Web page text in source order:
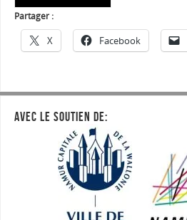
Partager :
X Facebook
AVEC LE SOUTIEN DE: